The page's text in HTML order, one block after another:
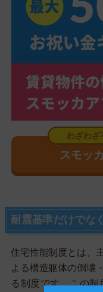
スモッ
耐震基準だけでな
住宅性能制度とは、
よる構造躯体の倒壊
る制度です。この